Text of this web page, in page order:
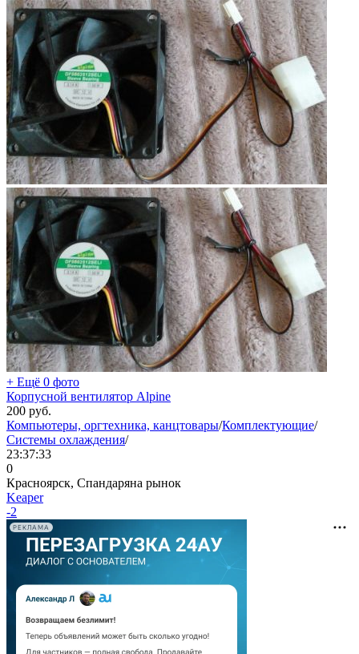
+ Ещё 0 фото
Корпусной вентилятор Alpine
200 руб.
Компьютеры, оргтехника, канцтовары/Комплектующие/
Системы охлаждения/
23:37:33
0
Красноярск, Спандаряна рынок
Keaper
-2
РЕКЛАМА